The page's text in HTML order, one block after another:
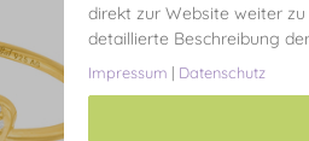
direkt zur Website weiter
detaillierte Beschreibung
Impressum | Datenschutz